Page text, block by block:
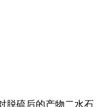
脱硫后的产物二水石